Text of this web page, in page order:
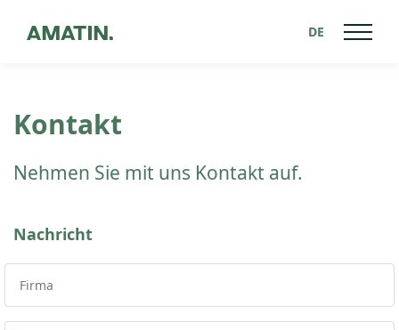
DE
Kontakt
Nehmen Sie mit uns Kontakt auf.
Nachricht